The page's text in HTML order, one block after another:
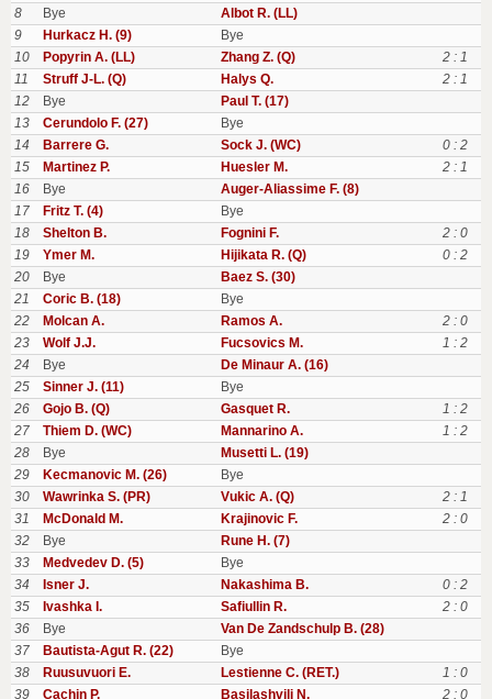
8
Bye
Albot R. (LL)
9
Hurkacz H. (9)
Bye
10
Popyrin A. (LL) Zhang Z. (Q)
2 : 1
11
Struff J-L. (Q) Halys Q.
2 : 1
12
Bye
Paul T. (17)
13
Cerundolo F. (27)
Bye
14
Barrere G. Sock J. (WC)
0 : 2
15
Martinez P. Huesler M.
2 : 1
16
Bye
Auger-Aliassime F. (8)
17
Fritz T. (4)
Bye
18
Shelton B. Fognini F.
2 : 0
19
Ymer M. Hijikata R. (Q)
0 : 2
20
Bye
Baez S. (30)
21
Coric B. (18)
Bye
22
Molcan A. Ramos A.
2 : 0
23
Wolf J.J. Fucsovics M.
1 : 2
24
Bye
De Minaur A. (16)
25
Sinner J. (11)
Bye
26
Gojo B. (Q) Gasquet R.
1 : 2
27
Thiem D. (WC) Mannarino A.
1 : 2
28
Bye
Musetti L. (19)
29
Kecmanovic M. (26)
Bye
30
Wawrinka S. (PR) Vukic A. (Q)
2 : 1
31
McDonald M. Krajinovic F.
2 : 0
32
Bye
Rune H. (7)
33
Medvedev D. (5)
Bye
34
Isner J. Nakashima B.
0 : 2
35
Ivashka I. Safiullin R.
2 : 0
36
Bye
Van De Zandschulp B. (28)
37
Bautista-Agut R. (22)
Bye
38
Ruusuvuori E. Lestienne C. (RET.)
1 : 0
39
Cachin P. Basilashvili N. 2 : 0